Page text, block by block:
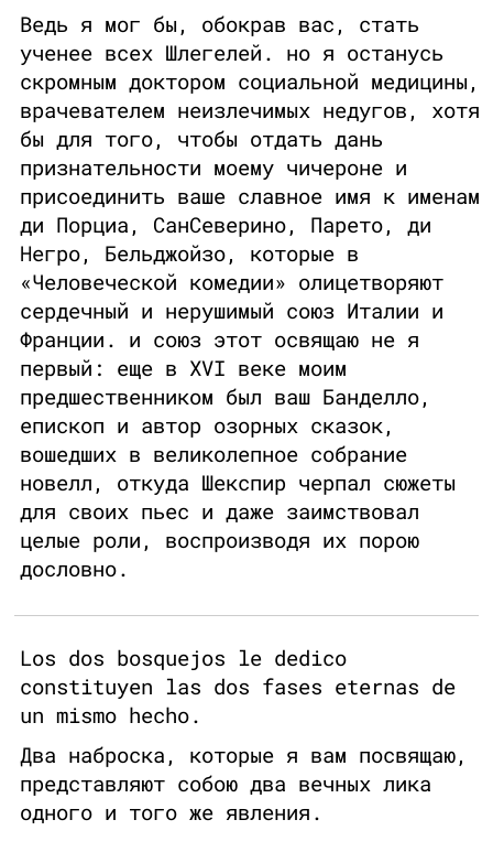
Ведь я мог бы, обокрав вас, стать
ученее всех Шлегелей. но я останусь
скромным доктором социальной медицины,
врачевателем неизлечимых недугов, хотя
бы для того, чтобы отдать дань
признательности моему чичероне и
присоединить ваше славное имя к именам
ди Порциа, СанСеверино, Парето, ди
Негро, Бельджойзо, которые в
«Человеческой комедии» олицетворяют
сердечный и нерушимый союз Италии и
Франции. и союз этот освящаю не я
первый: еще в XVI веке моим
предшественником был ваш Банделло,
епископ и автор озорных сказок,
вошедших в великолепное собрание
новелл, откуда Шекспир черпал сюжеты
для своих пьес и даже заимствовал
целые роли, воспроизводя их порою
дословно.
Los dos bosquejos le dedico
constituyen las dos fases eternas de
un mismo hecho.
Два наброска, которые я вам посвящаю,
представляют собою два вечных лика
одного и того же явления.